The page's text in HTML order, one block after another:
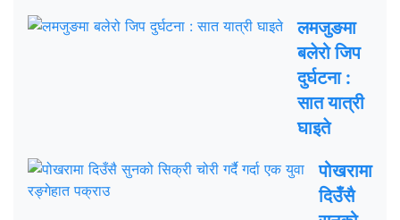
लमजुङमा
बलेरो जिप
दुर्घटना :
सात यात्री
घाइते
पोखरामा
दिउँसै